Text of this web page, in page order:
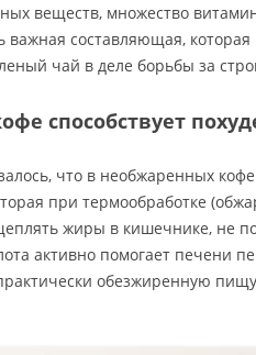
веществ, множество
важная составляющая, которая
чай в деле борьбы за
способствует
что в необжаренных
при термообработке
жиры в кишечнике, не
активно помогает печени
обезжиренную